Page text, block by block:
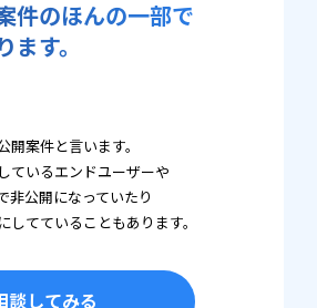
件のほんの一部で
す。
案件と言います。
ているエンドユーザーや
非公開になっていたり
てていることもあります。
談してみる